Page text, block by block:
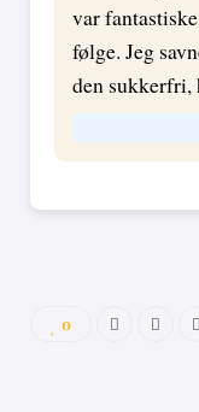
var
følge. Jeg
den sukkerfri,
0